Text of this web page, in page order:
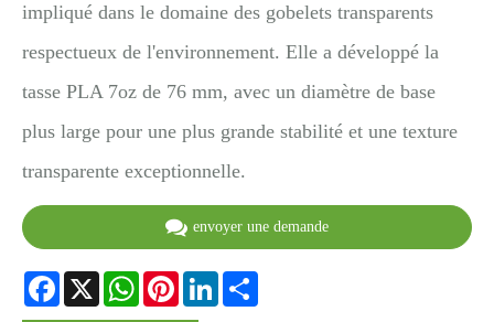
impliqué dans le domaine des gobelets transparents
respectueux de l'environnement. Elle a développé la
tasse PLA 7oz de 76 mm, avec un diamètre de base
plus large pour une plus grande stabilité et une texture
transparente exceptionnelle.
envoyer une demande
Facebook
X WhatsAppPinterestLinkedIn